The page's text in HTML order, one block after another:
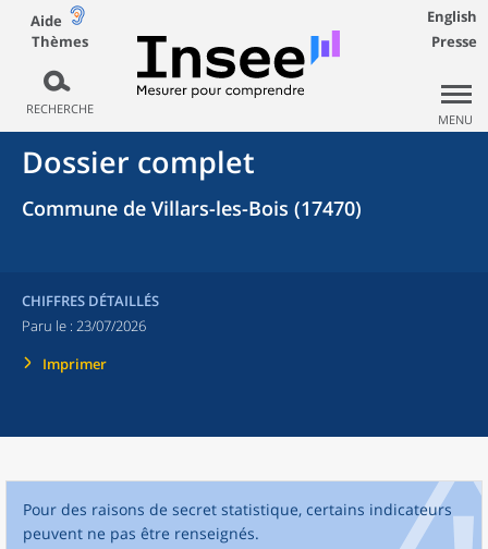
Aide
Thèmes
RECHERCHE
English
Presse
MENU
Dossier complet
Commune de Villars-les-Bois (17470)
CHIFFRES DÉTAILLÉS
Paru le : 23/07/2026
Imprimer
Pour des raisons de secret statistique, certains indicateurs
peuvent ne pas être renseignés.